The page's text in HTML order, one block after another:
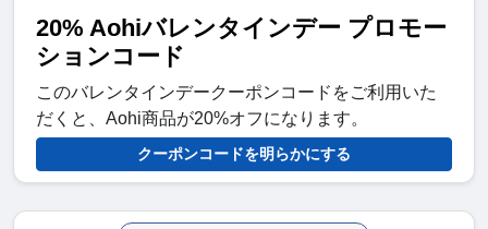
20% Aohiバレンタインデー プロモー
ションコード
このバレンタインデークーポンコードをご利用いた
だくと、Aohi商品が20%オフになります。
クーポンコードを明らかにする